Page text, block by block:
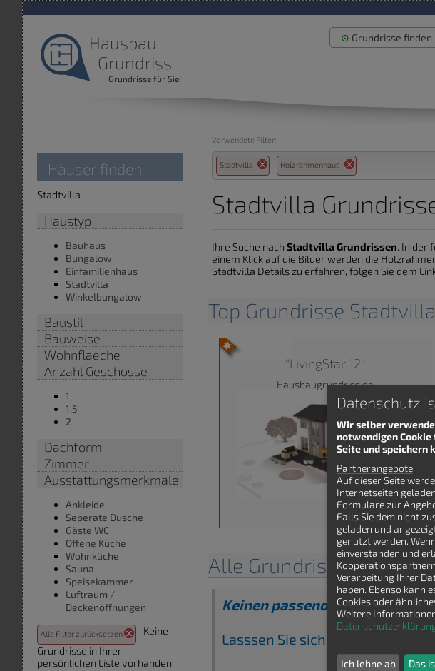
Hausbau
Grundriss
Grundrisse für Sie!
Grundrisse finden
Verwendete Filter:
Stadtvilla Holzrahmenhaus
Stadtvilla
Ihre Suche nach Stadtvilla Grundrissen. In der
einem Klick auf die Bilder werden die
Stadtvilla Details zu erfahren, folgen Sie dem
Top Grundrisse Stadtvilla
"LivingStar 12"
Hausbaugrundriss.de
Alle Grundrisse
Keinen passenden Stadtvilla
Lasssen Sie sich kostenfrei
Häuser finden
Stadtvilla
Haustyp
Bauhaus
Bungalow
Einfamilienhaus
Stadtvilla
Winkelbungalow
Baustil
Bauweise
Wohnflaeche
Anzahl Geschosse
1
1.5
2
Dachform
Zimmer
Ausstattungsmerkmale
Ankleide
Seperate Dusche
Gäste WC
Offene Küche
Wohnküche
Sauna
Speisekammer
Luftraum /
Deckenöffnungen
Alle Filter zurücksetzen
Keine
Grundrisse in Ihrer
persönlichen Liste vorhanden
Datenschutz
Wir selber
notwendigen
Seite und speichern
Partnerangebote
Auf dieser Seite
Internetseiten
Formulare zur
Falls Sie dem nicht
geladen und
genutzt werden.
einverstanden und
Verarbeitung Ihrer
haben. Ebenso kann
Cookies oder
Weitere
Ich lehne ab Das